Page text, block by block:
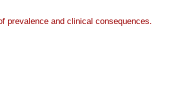
prevalence and clinical consequences.